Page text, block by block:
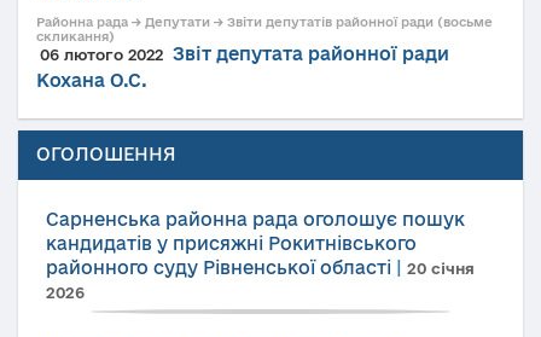
Районна рада → Депутати → Звіти депутатів районної ради (восьме
скликання)
06 лютого 2022 Звіт депутата районної ради
Кохана О.С.
ОГОЛОШЕННЯ
Сарненська районна рада оголошує пошук
кандидатів у присяжні Рокитнівського
районного суду Рівненської області
20 січня
2026